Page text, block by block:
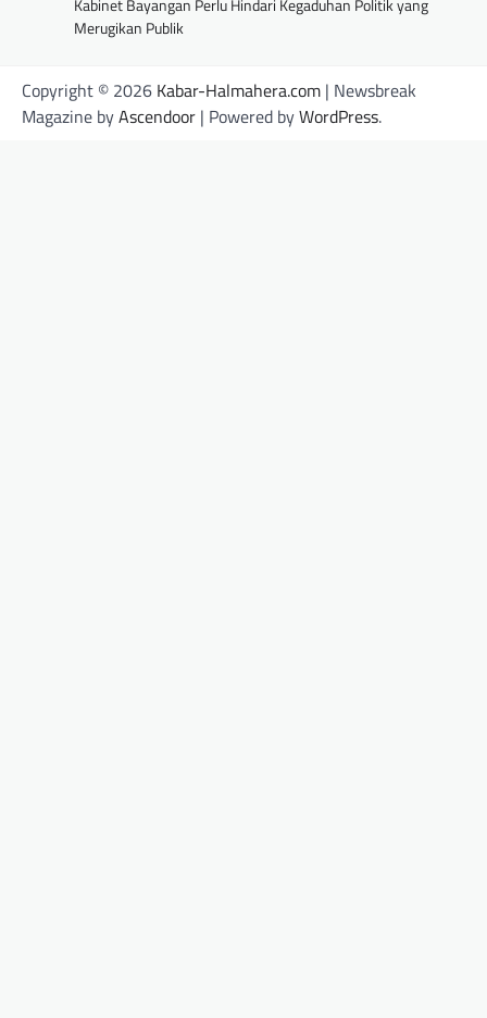
Merugikan Publik
Copyright © 2026 Kabar-Halmahera.com | Newsbreak
Magazine byAscendoor | Powered byWordPress.